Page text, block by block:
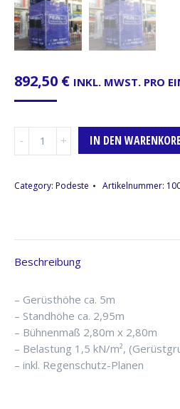
892,50 € INKL. MWST. PRO
ca.
Menge
IN DEN
Category: Podeste Artikelnummer:
Beschreibung
– Gerüsthöhe ca. 5m
– Standhöhe ca. 2,95m
– Bühnenmaß 2,80m x 2,80m
– Belastung 1,5 kN/m²,
– inkl. Regenschutz-Planen